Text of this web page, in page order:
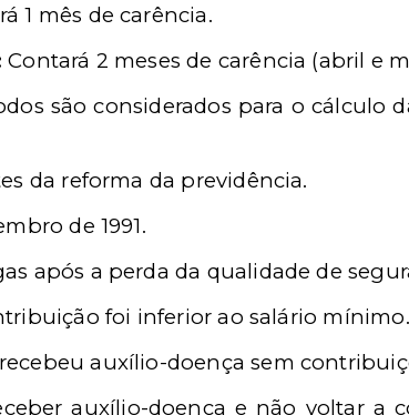
1 mês de carência.
Contará 2 meses de carência (abril e
são considerados para o cálculo
da reforma da previdência.
de 1991.
após a perda da qualidade de
foi inferior ao salário mínimo.
auxílio-doença sem
auxílio-doença e não voltar a